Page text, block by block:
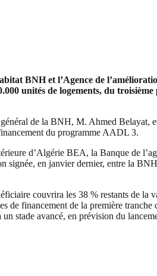
BNH et l’Agence de
unités de logements, du
de la BNH, M. Ahmed Belayat,
du programme AADL 3.
d’Algérie BEA, la Banque de
en janvier dernier, entre la
couvrira les 38 % restants de la
de financement de la première
stade avancé, en prévision du